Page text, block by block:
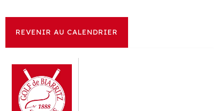
REVENIR AU CALENDRIER